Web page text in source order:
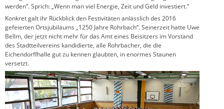
werden“. Sprich: „Wenn man viel Energie, Zeit und Geld investiert.“
Konkret galt ihr Rückblick den Festivitäten anlässlich des 2016
gefeierten Ortsjubiläums „1250 Jahre Rohrbach“. Seinerzeit hatte Uwe
Bellm, der jetzt nicht mehr für das Amt eines Beisitzers im Vorstand
des Stadtteilvereins kandidierte, alle Rohrbacher, die die
Eichendorffhalle gut zu kennen glaubten, in enormes Staunen
versetzt.